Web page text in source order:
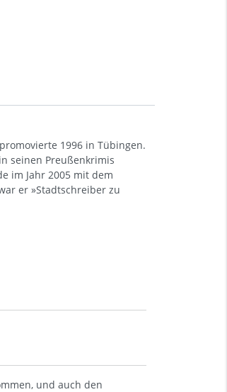
1996 in Tübingen.
seinen Preußenkrimis
im Jahr 2005 mit dem
er »Stadtschreiber zu
und auch den